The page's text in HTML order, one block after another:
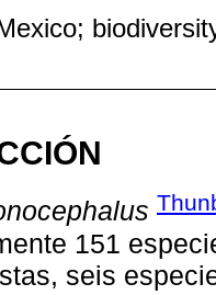
151
seis